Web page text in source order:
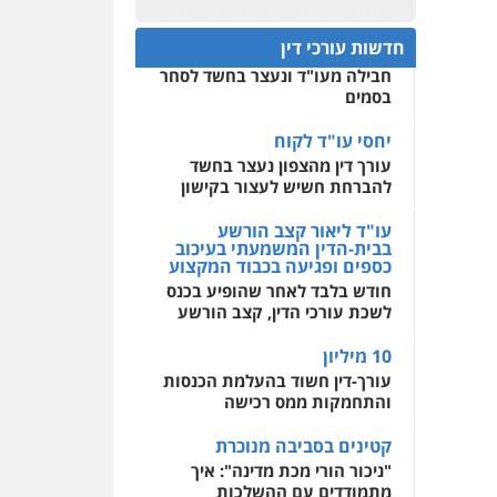
פלילי פשיעה חמורה
צווארון לבן
וחקירות
0502228917
עו"ד מוחמד סביחאת
פלילי תעבורה פשיעה
כלכלית
עו"ד יניב זוסמן
פלילי כלכלי פשיעה
חמורה מעצרים וחקירות
0525199949
פלילי פשיעה חמורה
צווארון לבן מעצרים
0543326767
0522508109
אחסון אתרים
לעורכי דין
אסירים עבירות מין
שירותים מקצועיים לעורכי
דין
0544500346
חדשות עורכי דין
חפץ חשוד
עצור בתיק ניסיון רצח קיבל
חבילה מעו"ד ונעצר בחשד לסחר
בסמים
יחסי עו"ד לקוח
עורך דין מהצפון נעצר בחשד
להברחת חשיש לעצור בקישון
עו"ד ליאור קצב הורשע
בבית-הדין המשמעתי בעיכוב
כספים ופגיעה בכבוד המקצוע
חודש בלבד לאחר שהופיע בכנס
לשכת עורכי הדין, קצב הורשע
10 מיליון
עורך-דין חשוד בהעלמת הכנסות
והתחמקות ממס רכישה
קטינים בסביבה מנוכרת
"ניכור הורי מכת מדינה": איך
מתמודדים עם ההשלכות